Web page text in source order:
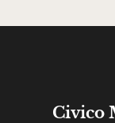
Civico